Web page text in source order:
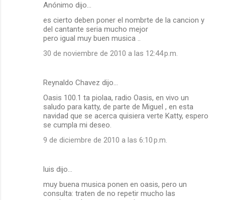
Anónimo dijo…
es cierto deben poner el nombrte de la cancion y
del cantante seria mucho mejor
pero igual muy buen musica ..
30 de noviembre de 2010 a las 12:44 p.m.
Reynaldo Chavez dijo…
Oasis 100.1 ta piolaa, radio Oasis, en vivo un
saludo para katty, de parte de Miguel , en esta
navidad que se acerca quisiera verte Katty, espero
se cumpla mi deseo.
9 de diciembre de 2010 a las 6:10 p.m.
luis dijo…
muy buena musica ponen en oasis, pero un
consulta: traten de no repetir mucho las